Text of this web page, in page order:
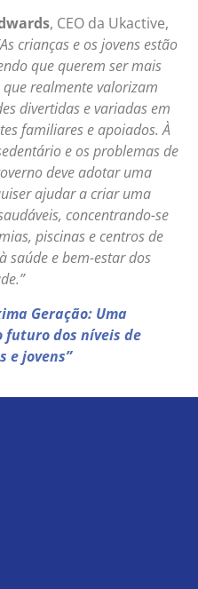
, CEO da Ukactive,
crianças e os jovens estão
que querem ser mais
que realmente valorizam
divertidas e variadas em
familiares e apoiados. À
e os problemas de
deve adotar uma
ajudar a criar uma
concentrando-se
piscinas e centros de
saúde e bem-estar dos
Geração: Uma
dos níveis de
e jovens”